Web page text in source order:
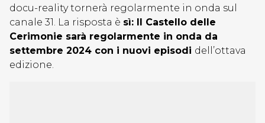
docu-reality tornerà regolarmente in onda sul
canale 31. La risposta è sì: Il Castello delle
Cerimonie sarà regolarmente in onda da
settembre 2024 con i nuovi episodi dell’ottava
edizione.